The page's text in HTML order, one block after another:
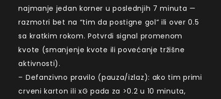
najmanje jedan korner u poslednjih 7 minuta —
razmotri bet na “tim da postigne gol” ili over 0.5
sa kratkim rokom. Potvrdi signal promenom
kvote (smanjenje kvote ili povećanje tržišne
aktivnosti).
– Defanzivno pravilo (pauza/izlaz): ako tim primi
crveni karton ili xG pada za >0.2 u 10 minuta,